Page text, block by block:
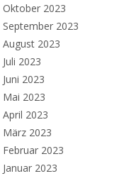
Oktober 2023
September 2023
August 2023
Juli 2023
Juni 2023
Mai 2023
April 2023
März 2023
Februar 2023
Januar 2023